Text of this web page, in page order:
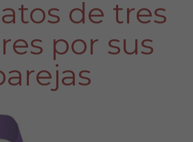
de tres
por sus